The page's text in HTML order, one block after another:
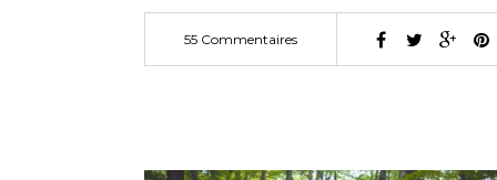
55 Commentaires